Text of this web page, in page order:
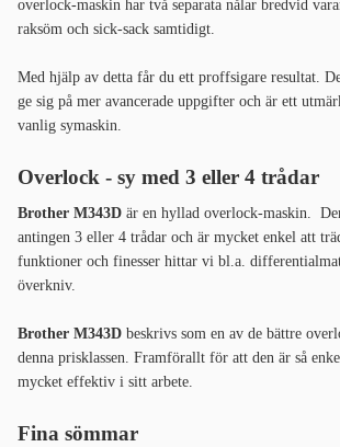
overlock-maskin har två separata nålar bredvid
raksöm och sick-sack samtidigt.
Med hjälp av detta får du ett proffsigare resultat.
ge sig på mer avancerade uppgifter och är ett
vanlig symaskin.
Overlock - sy med 3 eller 4 trådar
Brother M343D är en hyllad overlock-maskin.
antingen 3 eller 4 trådar och är mycket enkel att
funktioner och finesser hittar vi bl.a.
överkniv.
Brother M343D beskrivs som en av de bättre
denna prisklassen. Framförallt för att den är så
mycket effektiv i sitt arbete.
Fina sömmar